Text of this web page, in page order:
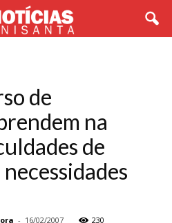
de
na
de
- 16/02/2007 230